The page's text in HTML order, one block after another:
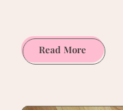
Read MoreComics
im